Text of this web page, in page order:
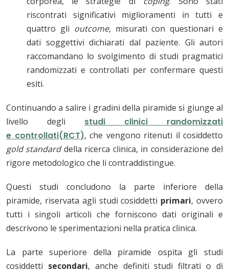
riscontrati significativi miglioramenti in tutti e
quattro gli outcome, misurati con questionari e
dati soggettivi dichiarati dal paziente. Gli autori
raccomandano lo svolgimento di studi pragmatici
randomizzati e controllati per confermare questi
esiti.
Continuando a salire i gradini della piramide si giunge al
livello degli studi clinici randomizzati
e controllati(RCT), che vengono ritenuti il cosiddetto
gold standarddella ricerca clinica, in considerazione del
rigore metodologico che li contraddistingue.
Questi studi concludono la parte inferiore della
piramide, riservata agli studi cosiddetti primari, ovvero
tutti i singoli articoli che forniscono dati originali e
descrivono le sperimentazioni nella pratica clinica.
La parte superiore della piramide ospita gli studi
cosiddetti secondari, anche definiti studi filtrati o di